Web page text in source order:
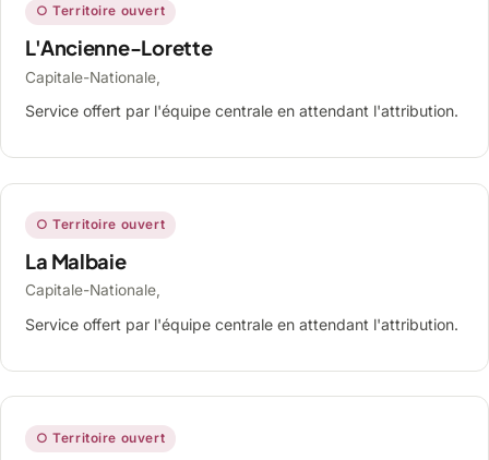
○ Territoire ouvert
L'Ancienne-Lorette
Capitale-Nationale,
Service offert par l'équipe centrale en attendant l'attribution.
○ Territoire ouvert
La Malbaie
Capitale-Nationale,
Service offert par l'équipe centrale en attendant l'attribution.
○ Territoire ouvert